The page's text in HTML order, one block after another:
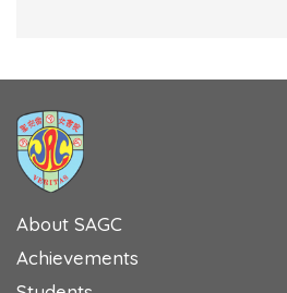
About SAGC
Achievements